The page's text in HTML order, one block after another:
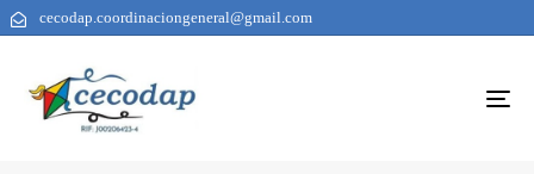
cecodap.coordinaciongeneral@gmail.com